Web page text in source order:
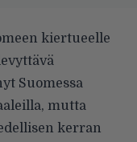
kiertueelle
Suomessa
mutta
kerran